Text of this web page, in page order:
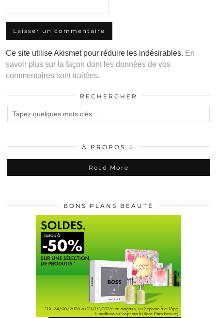
Ce site utilise Akismet pour réduire les indésirables. En
savoir plus sur la façon dont les données de vos
commentaires sont traitées.
RECHERCHER
À PROPOS ♡
Read More
BONS PLANS BEAUTÉ